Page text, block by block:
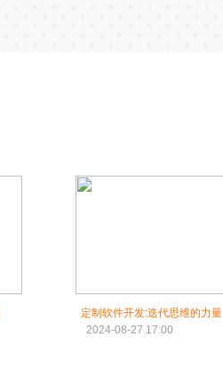
定制软件开发:迭代思维的力量
2024-08-27 17:00